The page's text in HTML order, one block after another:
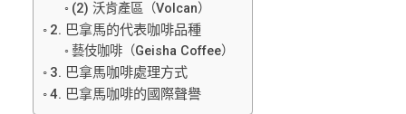
(2) 沃肯產區（Volcan）
2. 巴拿馬的代表咖啡品種
藝伎咖啡（Geisha Coffee）
3. 巴拿馬咖啡處理方式
4. 巴拿馬咖啡的國際聲譽